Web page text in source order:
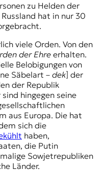
zu Helden der
hat in nur 30
viele Orden. Von den
der Ehreerhalten.
Belobigungen von
Säbelart –dek] der
der Republik
hingegen seine
aus Europa. Die hat
sich die
haben,
die Putin
Sowjetrepubliken
Länder.